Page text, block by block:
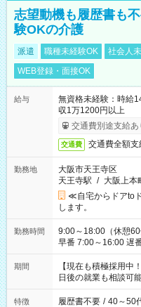
志望動機も履歴書も
験OKの介護
派遣 職種未経験OK 社会人
WEB登録・面接OK
給与
無資格未経験：時
収1万1200円以上
交通費別途支給あ
交通費 交通費全額支
勤務地
大阪市天王寺区
天王寺駅 / 大阪上本
≪自宅からドアto
します。
勤務時間
9:00～18:00（休憩60分） ■ご希望があれば下記シフ
早番 7:00～16:00 遅番 10:00～
い」 「余裕を持って
たくない」 など、ご希望
の方へ 今ご覧のお仕
の勤務時間。 合計で
期間
【現在も積極採用
日後の就業も相談可
特徴 履歴書不要 / 40～50